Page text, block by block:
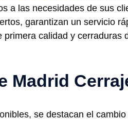
a las necesidades de sus
garantizan un servicio
primera calidad y cerraduras
Madrid
se destacan el